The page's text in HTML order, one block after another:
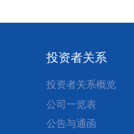
投资者关系
投资者关系概览
公司一览表
公告与通函